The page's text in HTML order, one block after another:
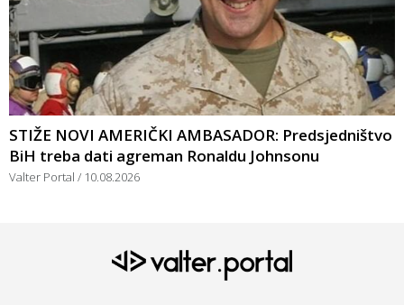
STIŽE NOVI AMERIČKI AMBASADOR: Predsjedništvo
BiH treba dati agreman Ronaldu Johnsonu
Valter Portal 10.08.2026